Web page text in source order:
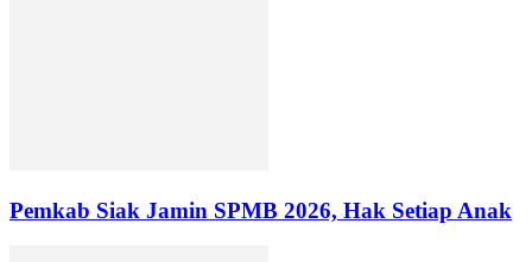
Pemkab Siak Jamin SPMB 2026, Hak Setiap Anak